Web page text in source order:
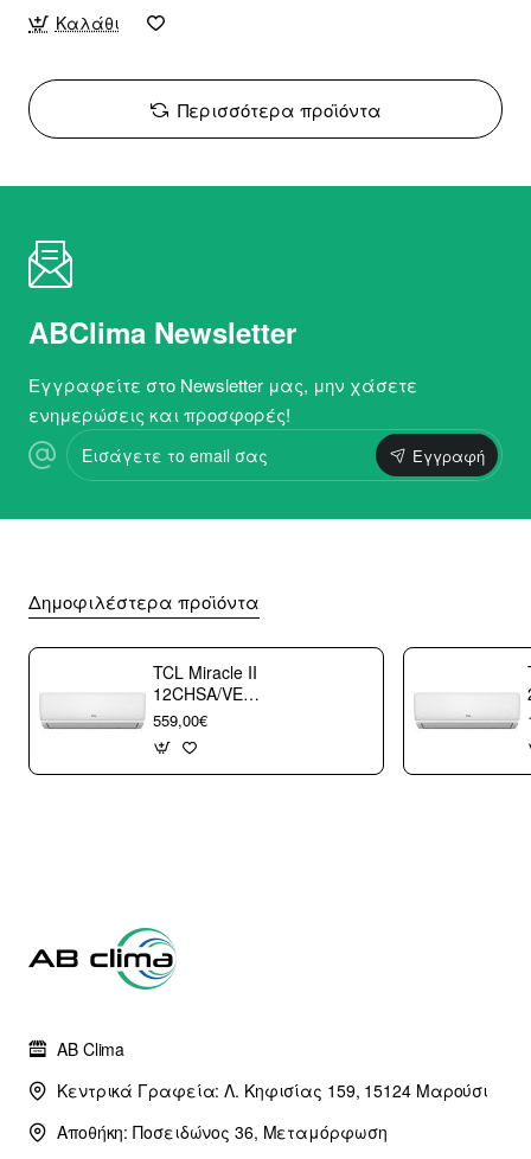
Καλάθι
Περισσότερα προϊόντα
ABClima Newsletter
Εγγραφείτε στο Newsletter μας, μην χάσετε
ενημερώσεις και προσφορές!
Εισάγετε
το
email
Εγγραφή
Δημοφιλέστερα προϊόντα
TCL Miracle II
12CHSA/VE
Κλιματιστικό
Τοίχου 12000 btu/h
με WiFi A++/A+++
με 10 χρόνια
559,00€
AB Clima
Κεντρικά Γραφεία: Λ. Κηφισίας 159, 15124 Μαρούσι
Αποθήκη: Ποσειδώνος 36, Μεταμόρφωση